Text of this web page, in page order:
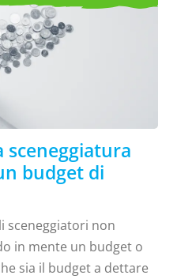
sceneggiatura. La prima
in mente è vendere la
di produzione o
si fa? Ci sono alcune
il budget di
sceneggiatura
budget di
sceneggiatori non
in mente un budget o
sia il budget a dettare